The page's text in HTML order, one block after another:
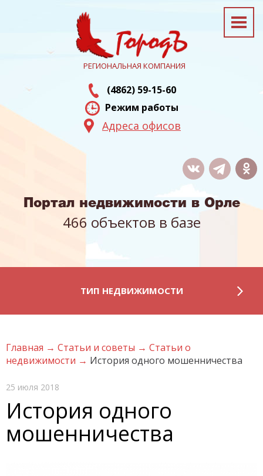
РЕГИОНАЛЬНАЯ КОМПАНИЯ
(4862) 59-15-60
Режим работы
Адреса офисов
Портал недвижимости в Орле
466 объектов в базе
ТИП НЕДВИЖИМОСТИ
Главная → Статьи и советы → Статьи о
недвижимости → История одного мошенничества
25 июля 2018
История одного
мошенничества